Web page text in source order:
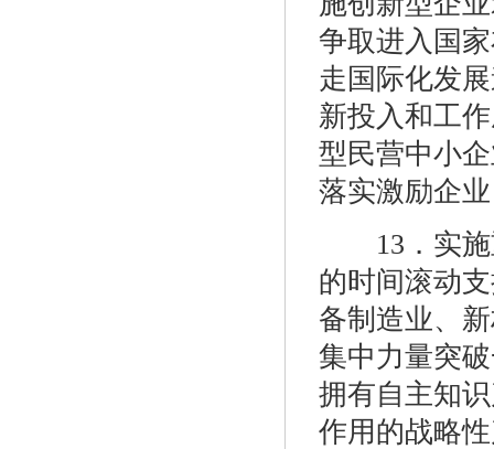
争取进入国
走国际化发
新投入和工
型民营中小
落实激励企
13．实施
的时间滚动
备制造业、
集中力量突
拥有自主知
作用的战略